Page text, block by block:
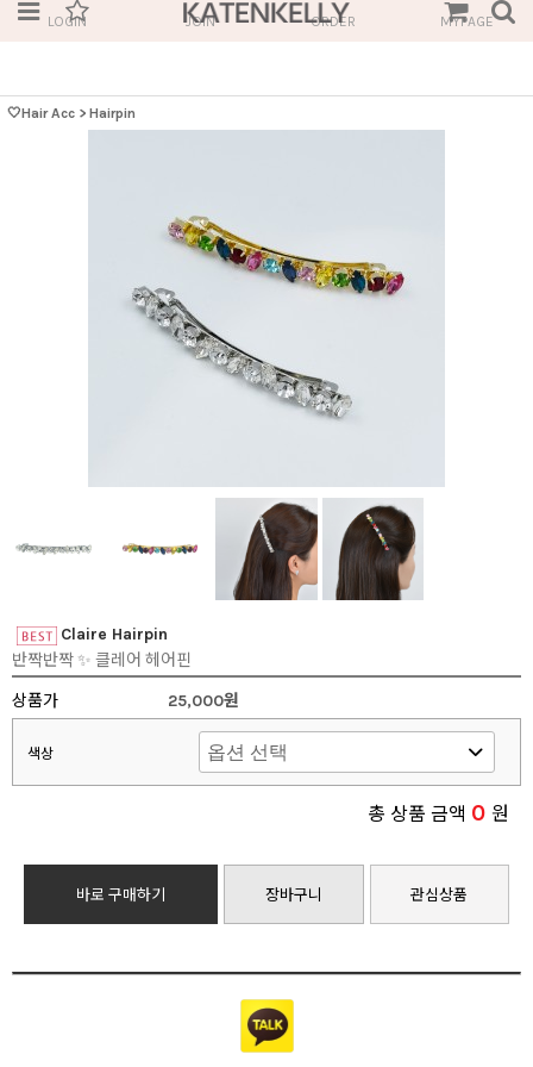
LOGIN JOIN ORDER MYPAGE
🤍Hair Acc > Hairpin
Claire Hairpin
반짝반짝 ✨ 클레어 헤어핀
상품가
25,000원
색상
총 상품 금액 0 원
바로 구매하기 장바구니 관심상품